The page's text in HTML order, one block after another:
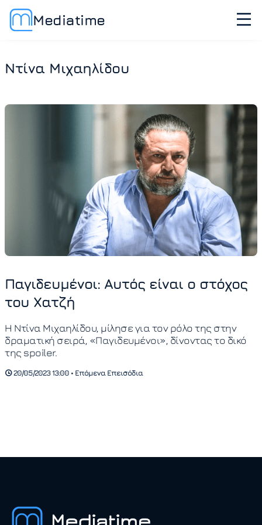
Mediatime
Ντίνα Μιχαηλίδου
Παγιδευμένοι: Αυτός είναι ο στόχος
του Χατζή
Η Ντίνα Μιχαηλίδου, μίλησε για τον ρόλο της στην
δραματική σειρά, «Παγιδευμένοι», δίνοντας το δικό
της spoiler.
20/05/2023 13:00 • Επόμενα Επεισόδια